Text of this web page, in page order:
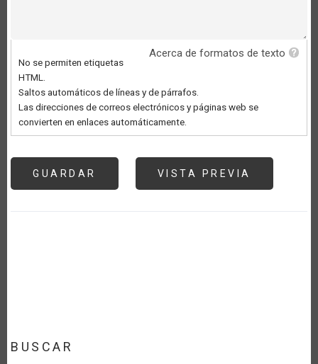
Acerca de formatos de texto
No se permiten etiquetas
HTML.
Saltos automáticos de líneas y de párrafos.
Las direcciones de correos electrónicos y páginas web se
convierten en enlaces automáticamente.
BUSCAR